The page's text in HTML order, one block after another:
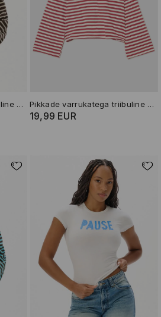
Pikkade varrukatega triibuline T-särk Pikkade varrukatega triibuline T-särk
19,99 EUR